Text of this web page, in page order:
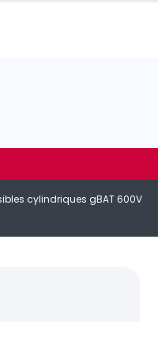
cylindriques gBAT 600V